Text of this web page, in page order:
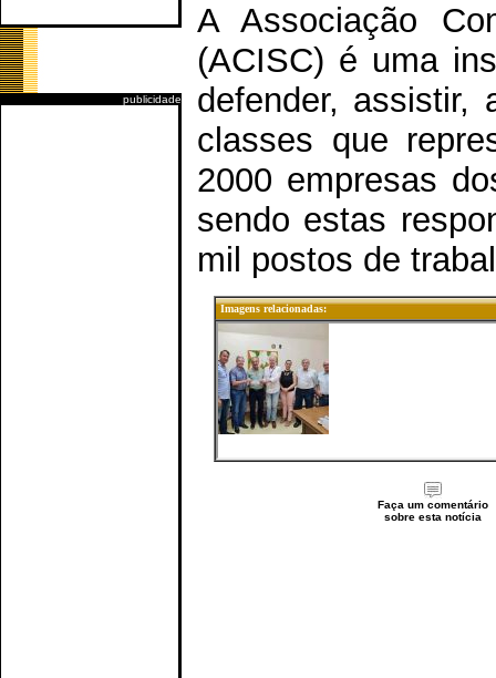
publicidade
A Associação
(ACISC) é uma
defender, assistir,
classes que
2000 empresas
sendo estas
mil postos de
Imagens relacionadas:
Faça um comentário
sobre esta notícia